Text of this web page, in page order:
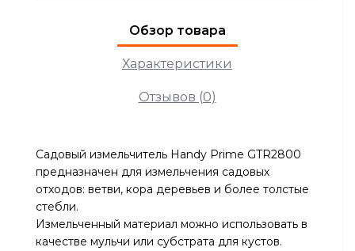
Обзор товара
Характеристики
Отзывов (0)
Садовый измельчитель Handy Prime GTR2800
предназначен для измельчения садовых
отходов: ветви, кора деревьев и более толстые
стебли.
Измельченный материал можно использовать в
качестве мульчи или субстрата для кустов.